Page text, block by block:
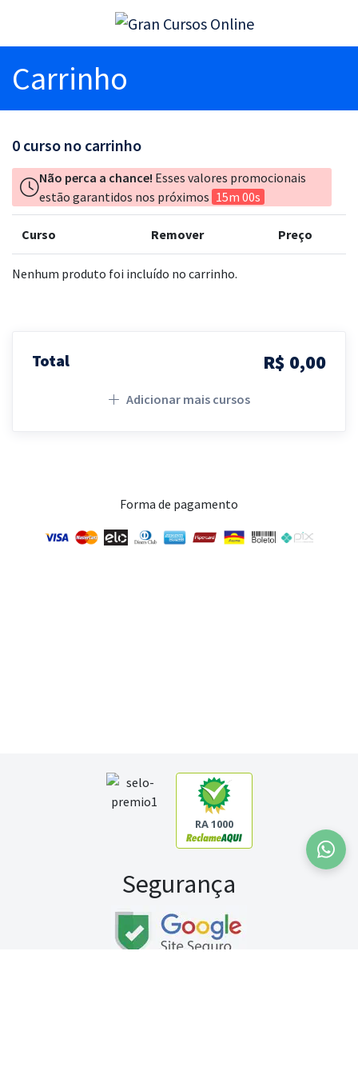
Carrinho
0 curso no carrinho
Não perca a chance! Esses valores promocionais
estão garantidos nos próximos 15m 00s
Curso Remover Preço
Nenhum produto foi incluído no carrinho.
Total R$ 0,00
Adicionar mais cursos
Forma de pagamento
RA 1000
Segurança